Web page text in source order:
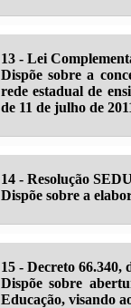
13 - Lei
Dispõe sobre a
rede estadual de
de 11 de julho de
14 - Resolução
Dispõe sobre a
15 - Decreto 66.340,
Dispõe sobre
Educação, visando